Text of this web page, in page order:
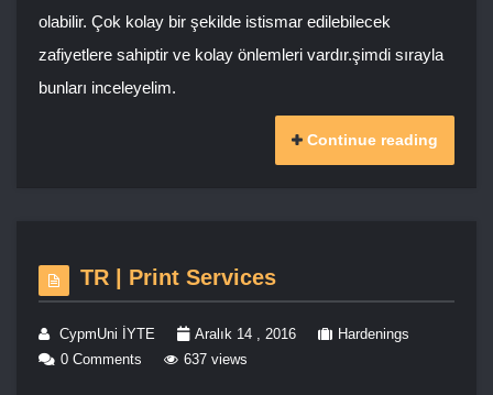
olabilir. Çok kolay bir şekilde istismar edilebilecek
zafiyetlere sahiptir ve kolay önlemleri vardır.şimdi sırayla
bunları inceleyelim.
Continue reading
TR | Print Services
CypmUni İYTE Aralık 14 , 2016
Hardenings
0 Comments
637 views